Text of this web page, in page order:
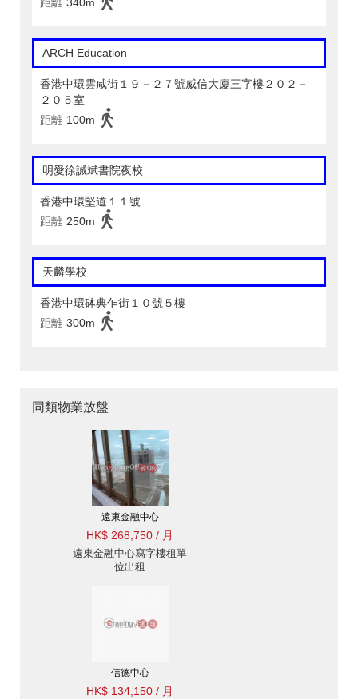
距離 340m
ARCH Education
香港中環雲咸街１９－２７號威信大廈三字樓２０２－
２０５室
距離 100m
明愛徐誠斌書院夜校
香港中環堅道１１號
距離 250m
天麟學校
香港中環砵典乍街１０號５樓
距離 300m
同類物業放盤
遠東金融中心
HK$ 268,750 / 月
遠東金融中心寫字樓租單
位出租
信德中心
HK$ 134,150 / 月